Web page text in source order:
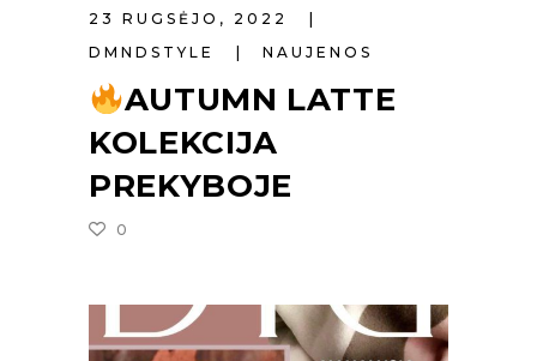
23 RUGSĖJO, 2022
DMNDSTYLE
NAUJENOS
AUTUMN LATTE
KOLEKCIJA
PREKYBOJE
0